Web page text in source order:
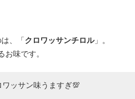
、「クロワッサンチロル」。
味です。
ッサン味うますぎ💯